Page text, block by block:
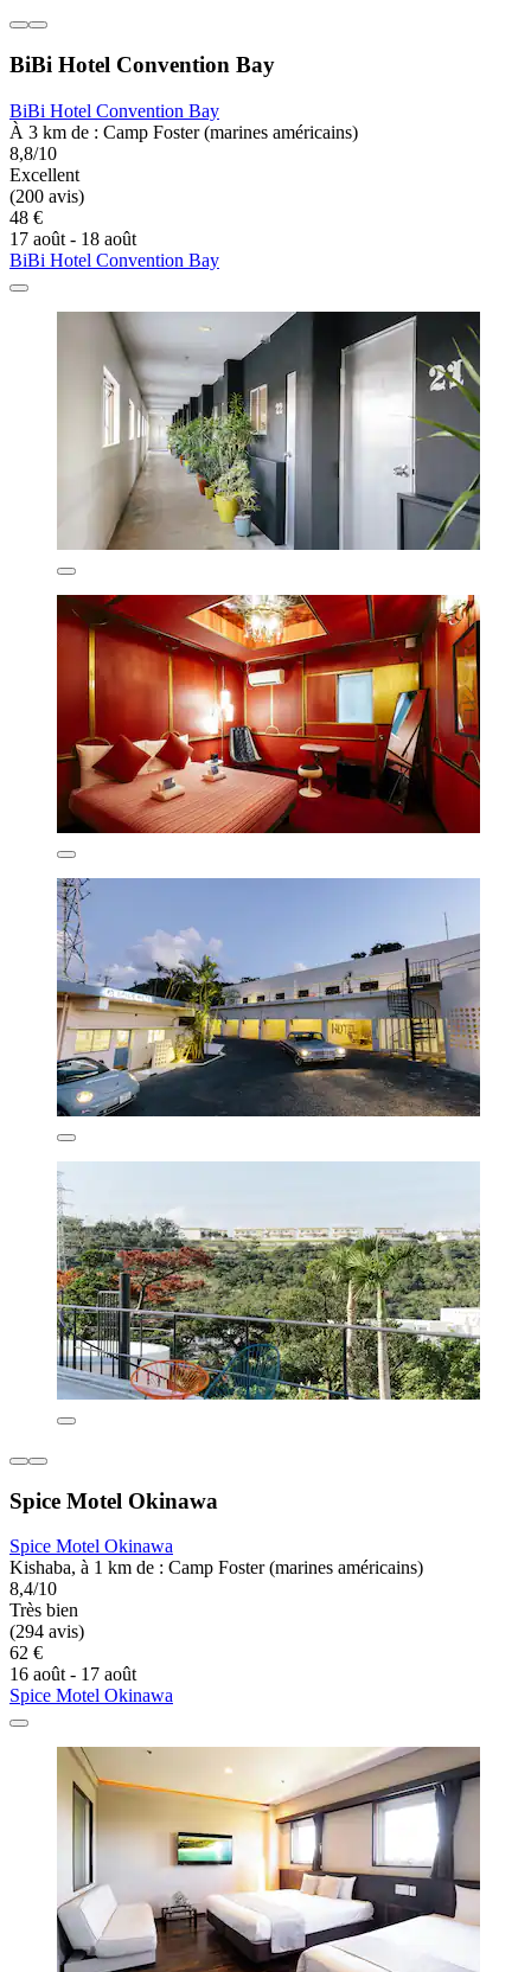
BiBi Hotel Convention Bay
BiBi Hotel Convention Bay
À 3 km de : Camp Foster (marines américains)
8,8/10
Excellent
(200 avis)
48 €
17 août - 18 août
BiBi Hotel Convention Bay
Spice Motel Okinawa
Spice Motel Okinawa
Kishaba, à 1 km de : Camp Foster (marines américains)
8,4/10
Très bien
(294 avis)
62 €
16 août - 17 août
Spice Motel Okinawa